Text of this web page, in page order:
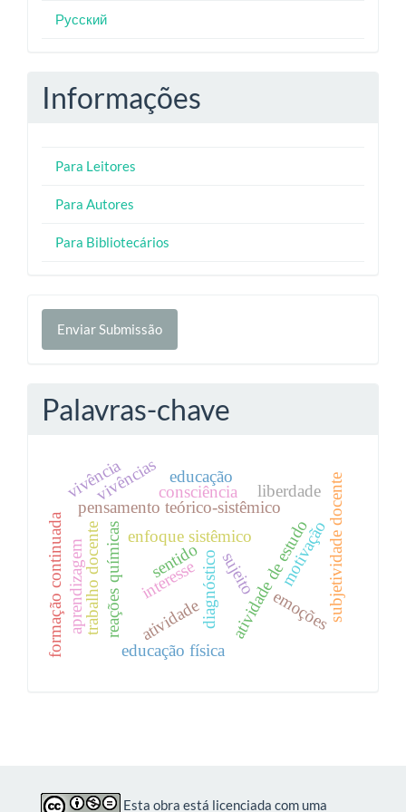
Русский
Informações
Para Leitores
Para Autores
Para Bibliotecários
Enviar
Submissão
Enviar Submissão
Palavras-chave
pensamento teórico-sistêmico
enfoque sistêmico
diagnóstico
reações químicas
educação física
atividade de estudo
sujeito motivação
interesse
sentido
emoções
atividade
consciência liberdade
educação
formação continuada
vivências subjetividade docente
trabalho docente
vivência
aprendizagem
Esta obra está licenciada com uma